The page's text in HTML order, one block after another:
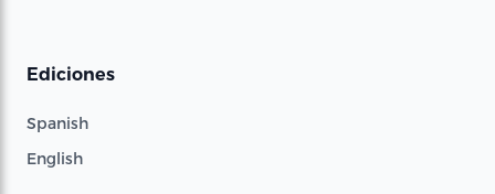
Ediciones
Spanish
English